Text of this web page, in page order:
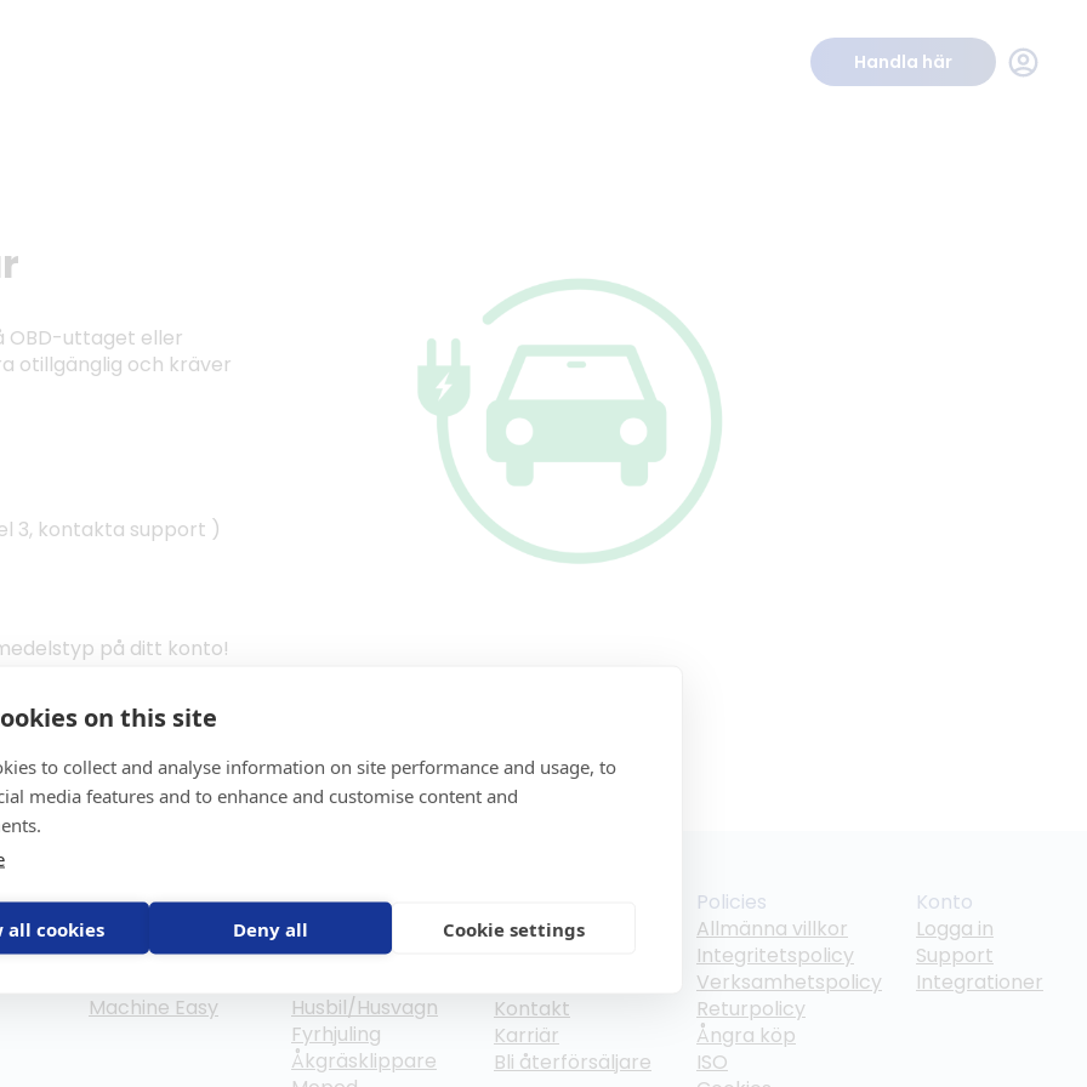
on this site
to collect and analyse information on site performance and usage, to
media features and to enhance and customise content and
all cookies Deny all Cookie settings
Handla här
OBD-uttaget eller
otillgänglig och kräver
3, kontakta support )
på ditt konto!
Tel: 08 - 25 96 00
Mail: support@northtracker.com
GPS-trackers
Scout 2.0
Machine
Machine Easy
Stöldskydd
Båt
Bil
Husbil/Husvagn
Fyrhjuling
Åkgräsklippare
Om oss
Kontakt
Karriär
Bli återförsäljare
Policies
Allmänna villkor
Integritetspolicy
Verksamhetspolicy
Returpolicy
Ångra köp
ISO
Konto
Logga in
Support
Integrationer